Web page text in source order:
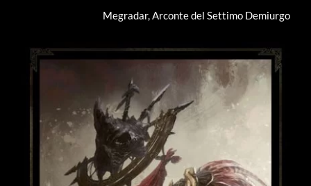
CONTATTACI
Megradar, Arconte del Settimo Demiurgo